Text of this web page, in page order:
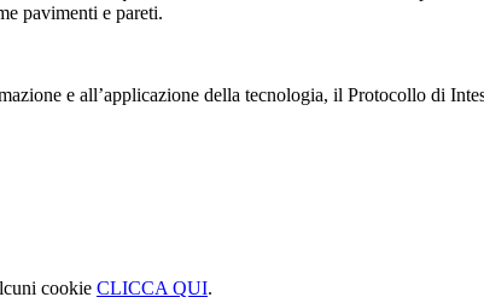
pavimenti e pareti.
e all’applicazione della tecnologia, il Protocollo di
cookie CLICCA QUI.